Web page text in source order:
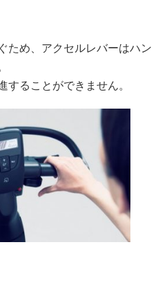
ため、アクセルレバーはハン
することができません。